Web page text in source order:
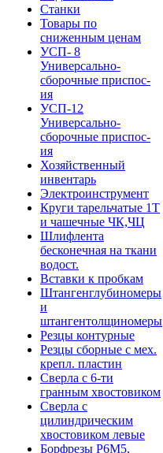
Станки
Товары по
сниженным ценам
УСП- 8
Универсально-
сборочные приспос-
ия
УСП-12
Универсально-
сборочные приспос-
ия
Хозяйственный
инвентарь
Электроинструмент
Круги тарельчатые 1Т
и чашечные ЧК,ЧЦ
Шлифлента
бесконечная на ткани
водост.
Вставки к пробкам
Штангенглубиномеры
и
штангентолщиномеры
Резцы контурные
Резцы сборные с мех.
крепл. пластин
Сверла с 6-ти
гранным хвостовиком
Сверла с
цилиндрическим
хвостовиком левые
Борфрезы Р6М5,